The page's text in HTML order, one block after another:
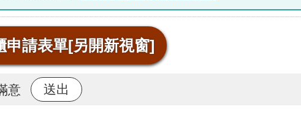
申請表單[另開新視窗]
意